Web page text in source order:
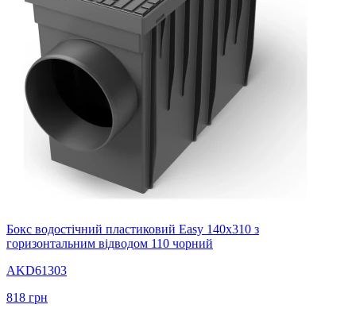
Бокс водостічний пластиковий Easy 140х310 з
горизонтальним відводом 110 чорний
AKD61303
818 грн